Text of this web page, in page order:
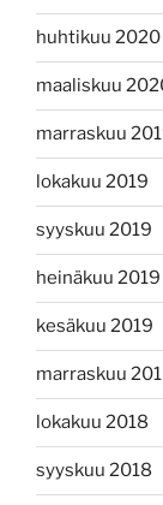
huhtikuu 2020
maaliskuu
marraskuu
lokakuu 2019
syyskuu 2019
heinäkuu 2019
kesäkuu 2019
marraskuu
lokakuu 2018
syyskuu 2018